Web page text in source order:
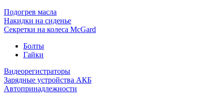
Подогрев масла
Накидки на сиденье
Секретки на колеса McGard
Болты
Гайки
Видеорегистраторы
Зарядные устройства АКБ
Автопринадлежности